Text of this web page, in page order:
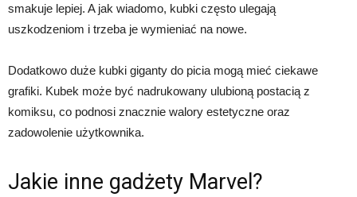
smakuje lepiej. A jak wiadomo, kubki często ulegają
uszkodzeniom i trzeba je wymieniać na nowe.
Dodatkowo duże kubki giganty do picia mogą mieć ciekawe
grafiki. Kubek może być nadrukowany ulubioną postacią z
komiksu, co podnosi znacznie walory estetyczne oraz
zadowolenie użytkownika.
Jakie inne gadżety Marvel?